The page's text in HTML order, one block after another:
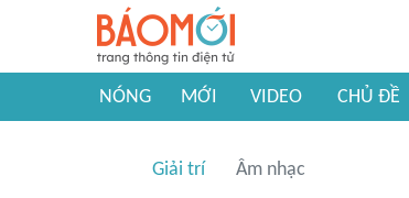
NÓNG MỚI VIDEO CHỦ ĐỀ
Giải trí Âm nhạc